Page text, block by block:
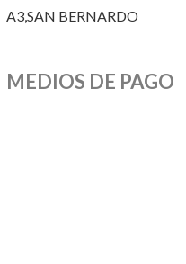
A3,SAN BERNARDO
MEDIOS DE PAGO